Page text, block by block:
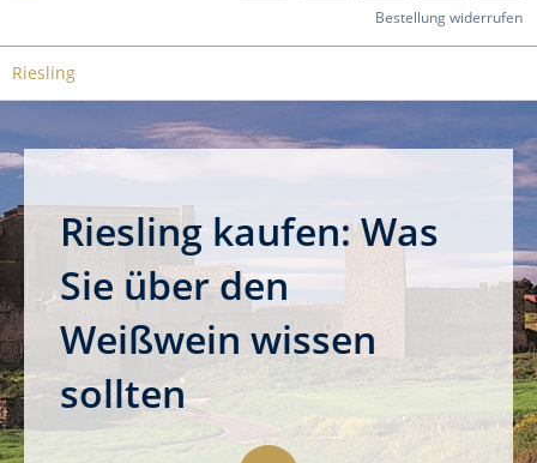
Bestellung widerrufen
Riesling
Riesling kaufen: Was
Sie über den
Weißwein wissen
sollten